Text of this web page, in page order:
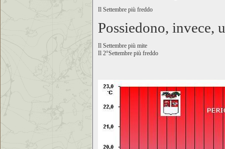
Il Settembre più freddo
Possiedono, invece,
Il Settembre più mite
Il 2°Settembre più freddo